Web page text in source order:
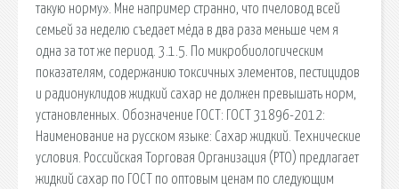
такую норму». Мне например странно, что пчеловод всей
семьей за неделю съедает мёда в два раза меньше чем я
одна за тот же период. 3.1.5. По микробиологическим
показателям, содержанию токсичных элементов, пестицидов
и радионуклидов жидкий сахар не должен превышать норм,
установленных. Обозначение ГОСТ: ГОСТ 31896-2012:
Наименование на русском языке: Сахар жидкий. Технические
условия. Российская Торговая Организация (РТО) предлагает
жидкий сахар по ГОСТ по оптовым ценам по следующим